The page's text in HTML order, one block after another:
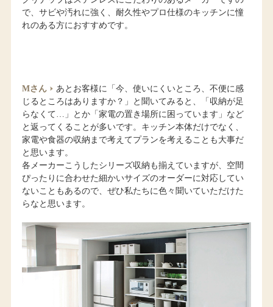
で、サビや汚れに強く、耐久性やプロ仕様のキッチンに憧
れのある方におすすめです。
Mさん
あとお客様に「今、使いにくいところ、不便に感
じるところはありますか？」と聞いてみると、「収納が足
らなくて…」とか「家電の置き場所に困っています」など
と返ってくることが多いです。キッチン本体だけでなく、
家電や食器の収納まで考えてプランを考えることも大事だ
と思います。
各メーカーこうしたシリーズ収納も揃えていますが、空間
ぴったりに合わせた細かいサイズのオーダーに対応してい
ないこともあるので、ぜひ私たちに色々聞いていただけた
らなと思います。